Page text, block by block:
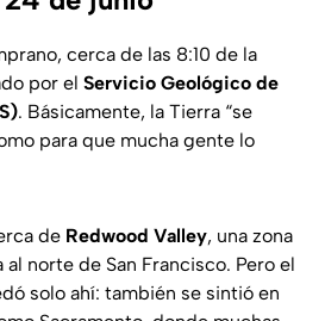
cerca de las 8:10 de la
por el Servicio Geológico de
. Básicamente, la Tierra “se
para que mucha gente lo
de Redwood Valley, una zona
norte de San Francisco. Pero el
solo ahí: también se sintió en